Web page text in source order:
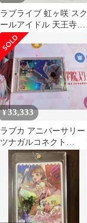
ラブライブ 虹ヶ咲 スク
ールアイドル 天王寺璃
奈 ストラップ カード
セット
¥33,333
ラブカ アニバーサリー
ツナガルコネクト
SECL 天王寺璃奈